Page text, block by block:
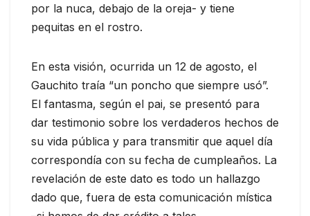
por la nuca, debajo de la oreja- y tiene
pequitas en el rostro.
En esta visión, ocurrida un 12 de agosto, el
Gauchito traía “un poncho que siempre usó”.
El fantasma, según el pai, se presentó para
dar testimonio sobre los verdaderos hechos de
su vida pública y para transmitir que aquel día
correspondía con su fecha de cumpleaños. La
revelación de este dato es todo un hallazgo
dado que, fuera de esta comunicación mística